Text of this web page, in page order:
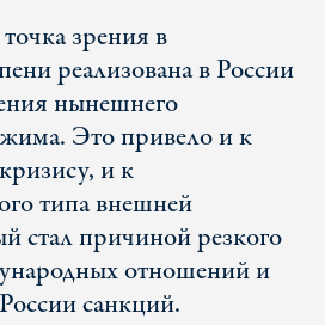
зрения в
реализована в России
нынешнего
Это привело и к
и к
типа внешней
стал причиной резкого
отношений и
санкций.